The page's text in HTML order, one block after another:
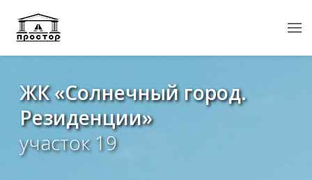
ЖК «Солнечный город.
Резиденции»
участок 19